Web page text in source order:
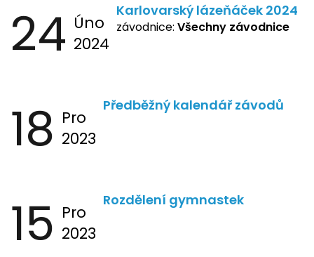
24 Úno
2024
Karlovarský lázeňáček 2024
závodnice: Všechny závodnice
18 Pro
2023
Předběžný kalendář závodů
15 Pro
2023
Rozdělení gymnastek